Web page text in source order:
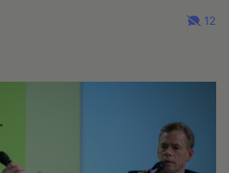
12